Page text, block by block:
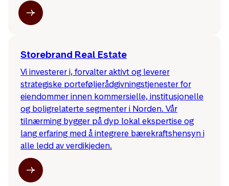
Storebrand Real Estate
Vi investerer i, forvalter aktivt og leverer
strategiske porteføljerådgivningstjenester for
eiendommer innen kommersielle, institusjonelle
og boligrelaterte segmenter i Norden. Vår
tilnærming bygger på dyp lokal ekspertise og
lang erfaring med å integrere bærekraftshensyn i
alle ledd av verdikjeden.